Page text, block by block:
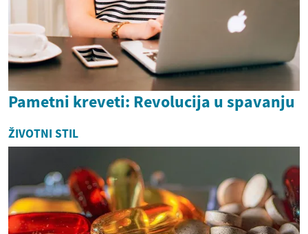
Pametni kreveti: Revolucija u spavanju
ŽIVOTNI STIL